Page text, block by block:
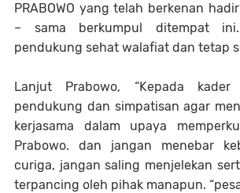
PRABOWO yang telah berkenan
– sama berkumpul ditempat
pendukung sehat walafiat dan tetap
Lanjut Prabowo, “Kepada
pendukung dan simpatisan agar
kerjasama dalam upaya
Prabowo. dan jangan menebar
curiga, jangan saling menjelekan
terpancing oleh pihak manapun.